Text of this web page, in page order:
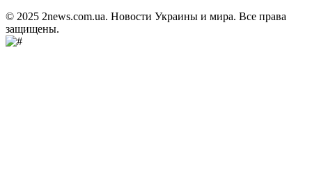
© 2025 2news.com.ua. Новости Украины и мира. Все права
защищены.